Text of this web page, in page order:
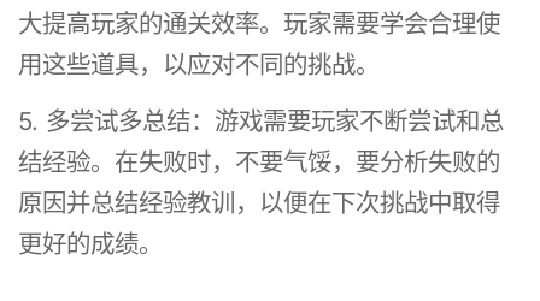
大提高玩家的通关效率。玩家需要学会合理使
用这些道具，以应对不同的挑战。
5. 多尝试多总结：游戏需要玩家不断尝试和总
结经验。在失败时，不要气馁，要分析失败的
原因并总结经验教训，以便在下次挑战中取得
更好的成绩。